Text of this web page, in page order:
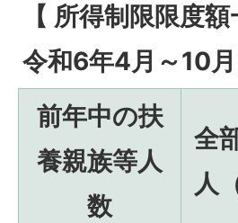
【 所得制限限度額
令和6年4月～10
前年中の扶
養親族等人
数
全
人